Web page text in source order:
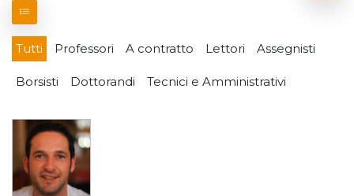
Tutti Professori A contratto Lettori Assegnisti
Borsisti Dottorandi Tecnici e Amministrativi